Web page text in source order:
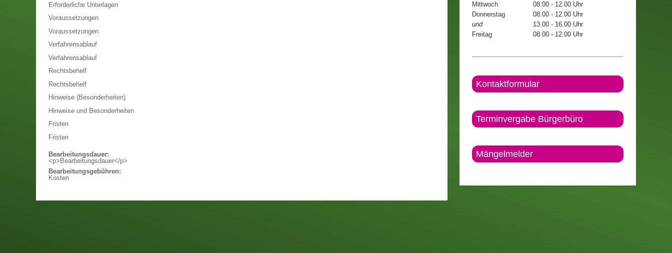
Erforderliche Unterlagen
Voraussetzungen
Voraussetzungen
Verfahrensablauf
Verfahrensablauf
Rechtsbehelf
Rechtsbehelf
Hinweise (Besonderheiten)
Hinweise und Besonderheiten
Fristen
Fristen
Bearbeitungsdauer:
<p>Bearbeitungsdauer</p>
Bearbeitungsgebühren:
Kosten
Mittwoch
08.00 - 12.00 Uhr
Donnerstag
08.00 - 12.00 Uhr
und
13.00 - 16.00 Uhr
Freitag
08.00 - 12:00 Uhr
Kontaktformular
Terminvergabe Bürgerbüro
Mängelmelder